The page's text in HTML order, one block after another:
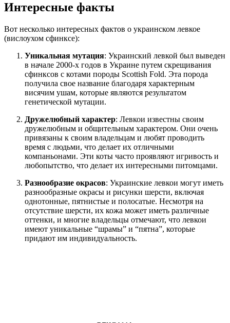
Интересные факты
Вот несколько интересных фактов о украинском левкое
(вислоухом сфинксе):
Уникальная мутация: Украинский левкой был выведен
в начале 2000-х годов в Украине путем скрещивания
сфинксов с котами породы Scottish Fold. Эта порода
получила свое название благодаря характерным
висячим ушам, которые являются результатом
генетической мутации.
Дружелюбный характер: Левкои известны своим
дружелюбным и общительным характером. Они очень
привязаны к своим владельцам и любят проводить
время с людьми, что делает их отличными
компаньонами. Эти коты часто проявляют игривость и
любопытство, что делает их интересными питомцами.
Разнообразие окрасов: Украинские левкои могут иметь
разнообразные окрасы и рисунки шерсти, включая
однотонные, пятнистые и полосатые. Несмотря на
отсутствие шерсти, их кожа может иметь различные
оттенки, и многие владельцы отмечают, что левкои
имеют уникальные “шрамы” и “пятна”, которые
придают им индивидуальность.